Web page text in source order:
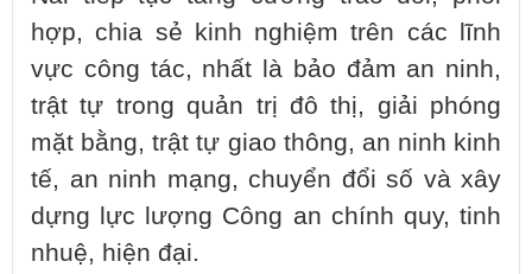
hợp, chia sẻ kinh nghiệm trên các lĩnh
vực công tác, nhất là bảo đảm an ninh,
trật tự trong quản trị đô thị, giải phóng
mặt bằng, trật tự giao thông, an ninh kinh
tế, an ninh mạng, chuyển đổi số và xây
dựng lực lượng Công an chính quy, tinh
nhuệ, hiện đại.